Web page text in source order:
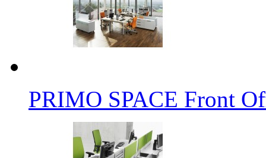
PRIMO SPACE Front